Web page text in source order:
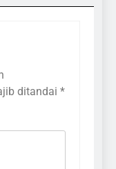
ditandai *